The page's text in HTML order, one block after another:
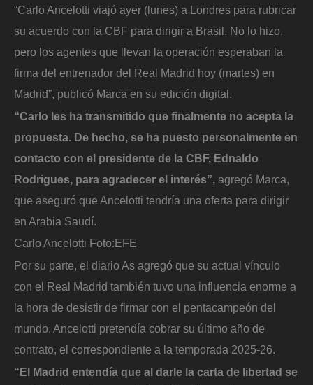
“Carlo Ancelotti viajó ayer (lunes) a Londres para rubricar
su acuerdo con la CBF para dirigir a Brasil. No lo hizo,
pero los agentes que llevan la operación esperaban la
firma del entrenador del Real Madrid hoy (martes) en
Madrid”, publicó Marca en su edición digital.
“Carlo les ha transmitido que finalmente no acepta la
propuesta. De hecho, se ha puesto personalmente en
contacto con el presidente de la CBF, Ednaldo
Rodrigues, para agradecer el interés”, agregó Marca,
que aseguró que Ancelotti tendría una oferta para dirigir
en Arabia Saudí.
Carlo Ancelotti Foto:EFE
Por su parte, el diario As agregó que su actual vínculo
con el Real Madrid también tuvo una influencia enorme a
la hora de desistir de firmar con el pentacampeón del
mundo. Ancelotti pretendía cobrar su último año de
contrato, el correspondiente a la temporada 2025-26.
“El Madrid entendía que al darle la carta de libertad se